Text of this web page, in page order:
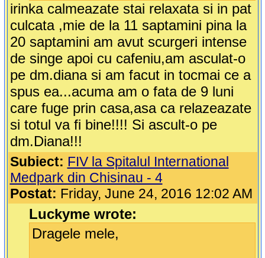
irinka calmeazate stai relaxata si in pat
culcata ,mie de la 11 saptamini pina la
20 saptamini am avut scurgeri intense
de singe apoi cu cafeniu,am asculat-o
pe dm.diana si am facut in tocmai ce a
spus ea...acuma am o fata de 9 luni
care fuge prin casa,asa ca relazeazate
si totul va fi bine!!!! Si ascult-o pe
dm.Diana!!!
Subiect: FIV la Spitalul International
Medpark din Chisinau - 4
Postat: Friday, June 24, 2016 12:02 AM
Luckyme wrote:
Dragele mele,